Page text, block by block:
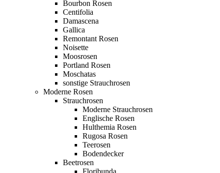
Bourbon Rosen
Centifolia
Damascena
Gallica
Remontant Rosen
Noisette
Moosrosen
Portland Rosen
Moschatas
sonstige Strauchrosen
Moderne Rosen
Strauchrosen
Moderne Strauchrosen
Englische Rosen
Hulthemia Rosen
Rugosa Rosen
Teerosen
Bodendecker
Beetrosen
Floribunda